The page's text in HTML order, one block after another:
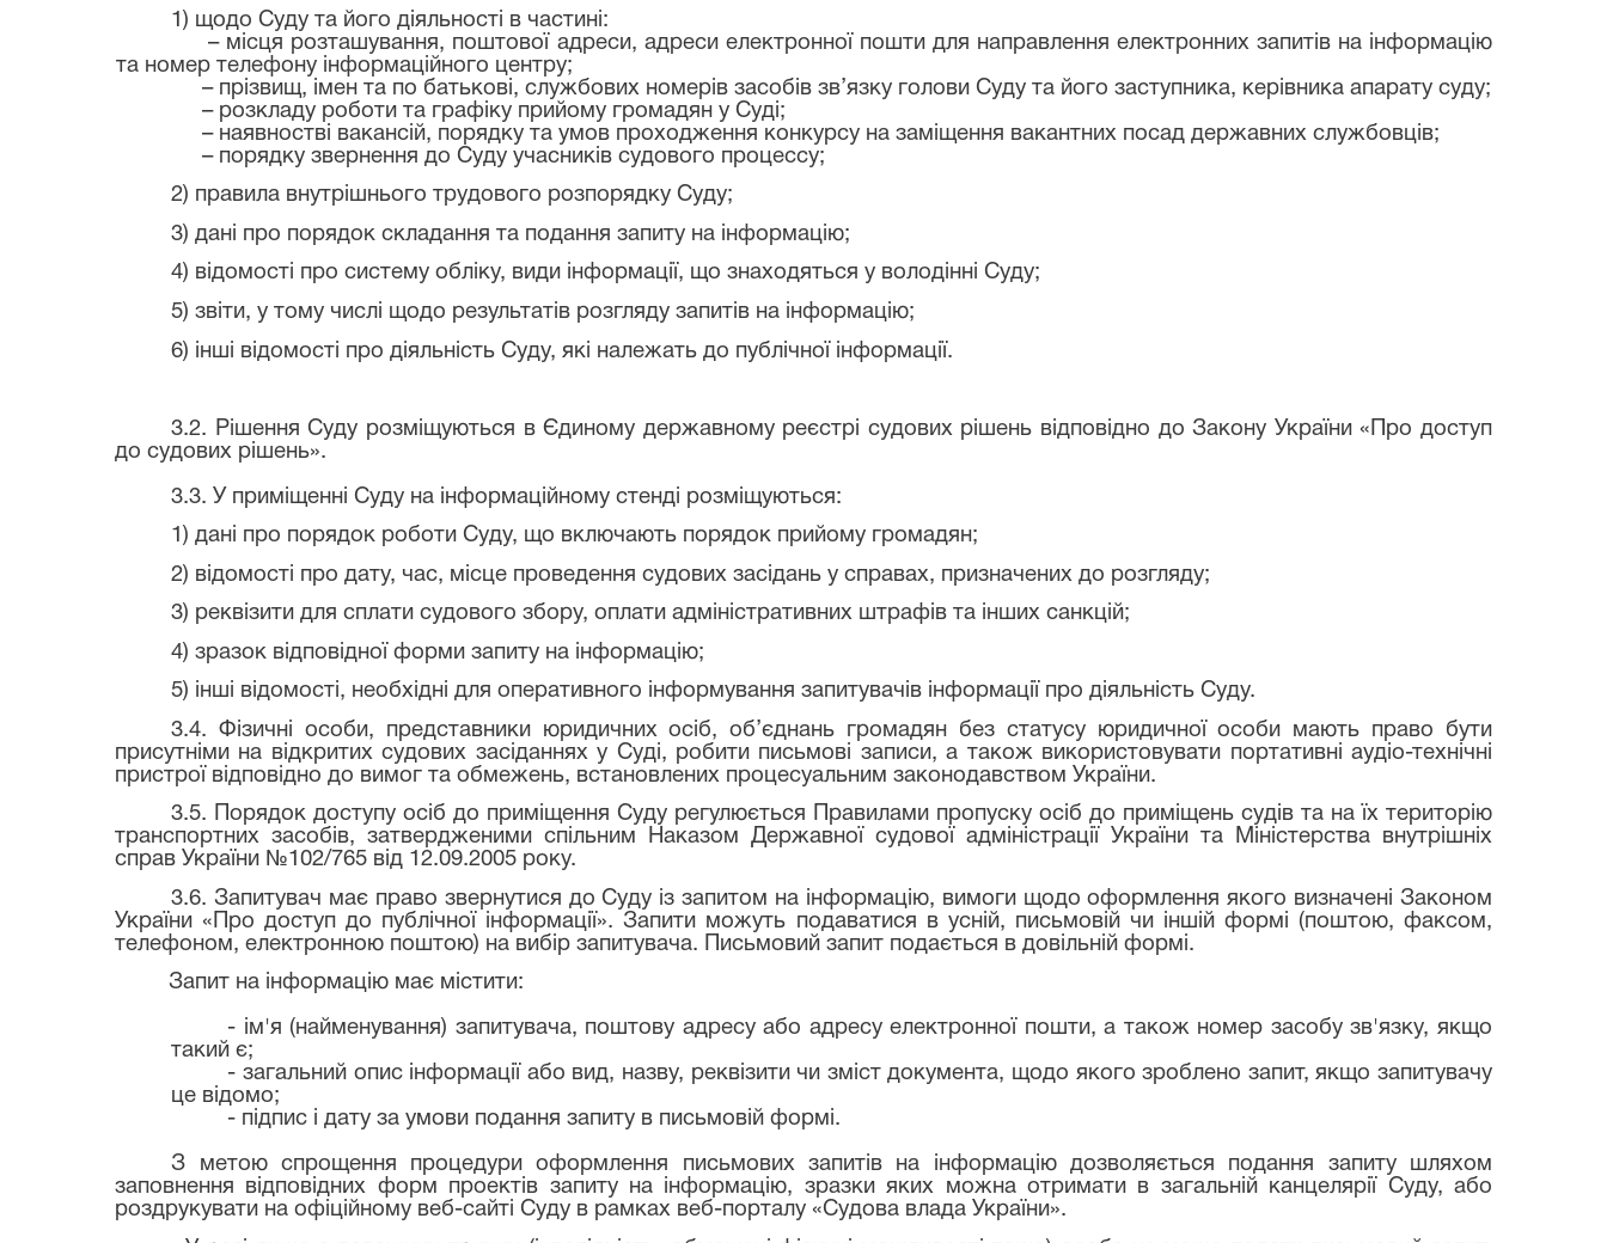
1) щодо Суду та його діяльності в частині:
– місця розташування, поштової адреси, адреси електронної пошти для направлення електронних запитів на інформацію
та номер телефону інформаційного центру;
– прізвищ, імен та по батькові, службових номерів засобів зв’язку голови Суду та його заступника, керівника апарату суду;
– розкладу роботи та графіку прийому громадян у Суді;
– наявностві вакансій, порядку та умов проходження конкурсу на заміщення вакантних посад державних службовців;
– порядку звернення до Суду учасників судового процессу;
2) правила внутрішнього трудового розпорядку Суду;
3) дані про порядок складання та подання запиту на інформацію;
4) відомості про систему обліку, види інформації, що знаходяться у володінні Суду;
5) звіти, у тому числі щодо результатів розгляду запитів на інформацію;
6) інші відомості про діяльність Суду, які належать до публічної інформації.
3.2. Рішення Суду розміщуються в Єдиному державному реєстрі судових рішень відповідно до Закону України «Про доступ
до судових рішень».
3.3. У приміщенні Суду на інформаційному стенді розміщуються:
1) дані про порядок роботи Суду, що включають порядок прийому громадян;
2) відомості про дату, час, місце проведення судових засідань у справах, призначених до розгляду;
3) реквізити для сплати судового збору, оплати адміністративних штрафів та інших санкцій;
4) зразок відповідної форми запиту на інформацію;
5) інші відомості, необхідні для оперативного інформування запитувачів інформації про діяльність Суду.
3.4. Фізичні особи, представники юридичних осіб, об’єднань громадян без статусу юридичної особи мають право бути
присутніми на відкритих судових засіданнях у Суді, робити письмові записи, а також використовувати портативні аудіо-технічні
пристрої відповідно до вимог та обмежень, встановлених процесуальним законодавством України.
3.5. Порядок доступу осіб до приміщення Суду регулюється Правилами пропуску осіб до приміщень судів та на їх територію
транспортних засобів, затвердженими спільним Наказом Державної судової адміністрації України та Міністерства внутрішніх
справ України №102/765 від 12.09.2005 року.
3.6. Запитувач має право звернутися до Суду із запитом на інформацію, вимоги щодо оформлення якого визначені Законом
України «Про доступ до публічної інформації». Запити можуть подаватися в усній, письмовій чи іншій формі (поштою, факсом,
телефоном, електронною поштою) на вибір запитувача. Письмовий запит подається в довільній формі.
Запит на інформацію має містити:
- ім'я (найменування) запитувача, поштову адресу або адресу електронної пошти, а також номер засобу зв'язку, якщо
такий є;
- загальний опис інформації або вид, назву, реквізити чи зміст документа, щодо якого зроблено запит, якщо запитувачу
це відомо;
- підпис і дату за умови подання запиту в письмовій формі.
З метою спрощення процедури оформлення письмових запитів на інформацію дозволяється подання запиту шляхом
заповнення відповідних форм проектів запиту на інформацію, зразки яких можна отримати в загальній канцелярії Суду, або
роздрукувати на офіційному веб-сайті Суду в рамках веб-порталу «Судова влада України».